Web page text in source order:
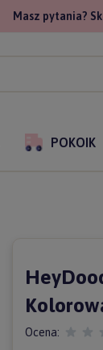
Masz pytania?
POKOIK
Ocena: